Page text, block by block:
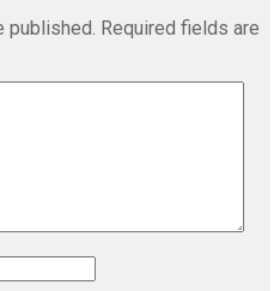
published. Required fields are